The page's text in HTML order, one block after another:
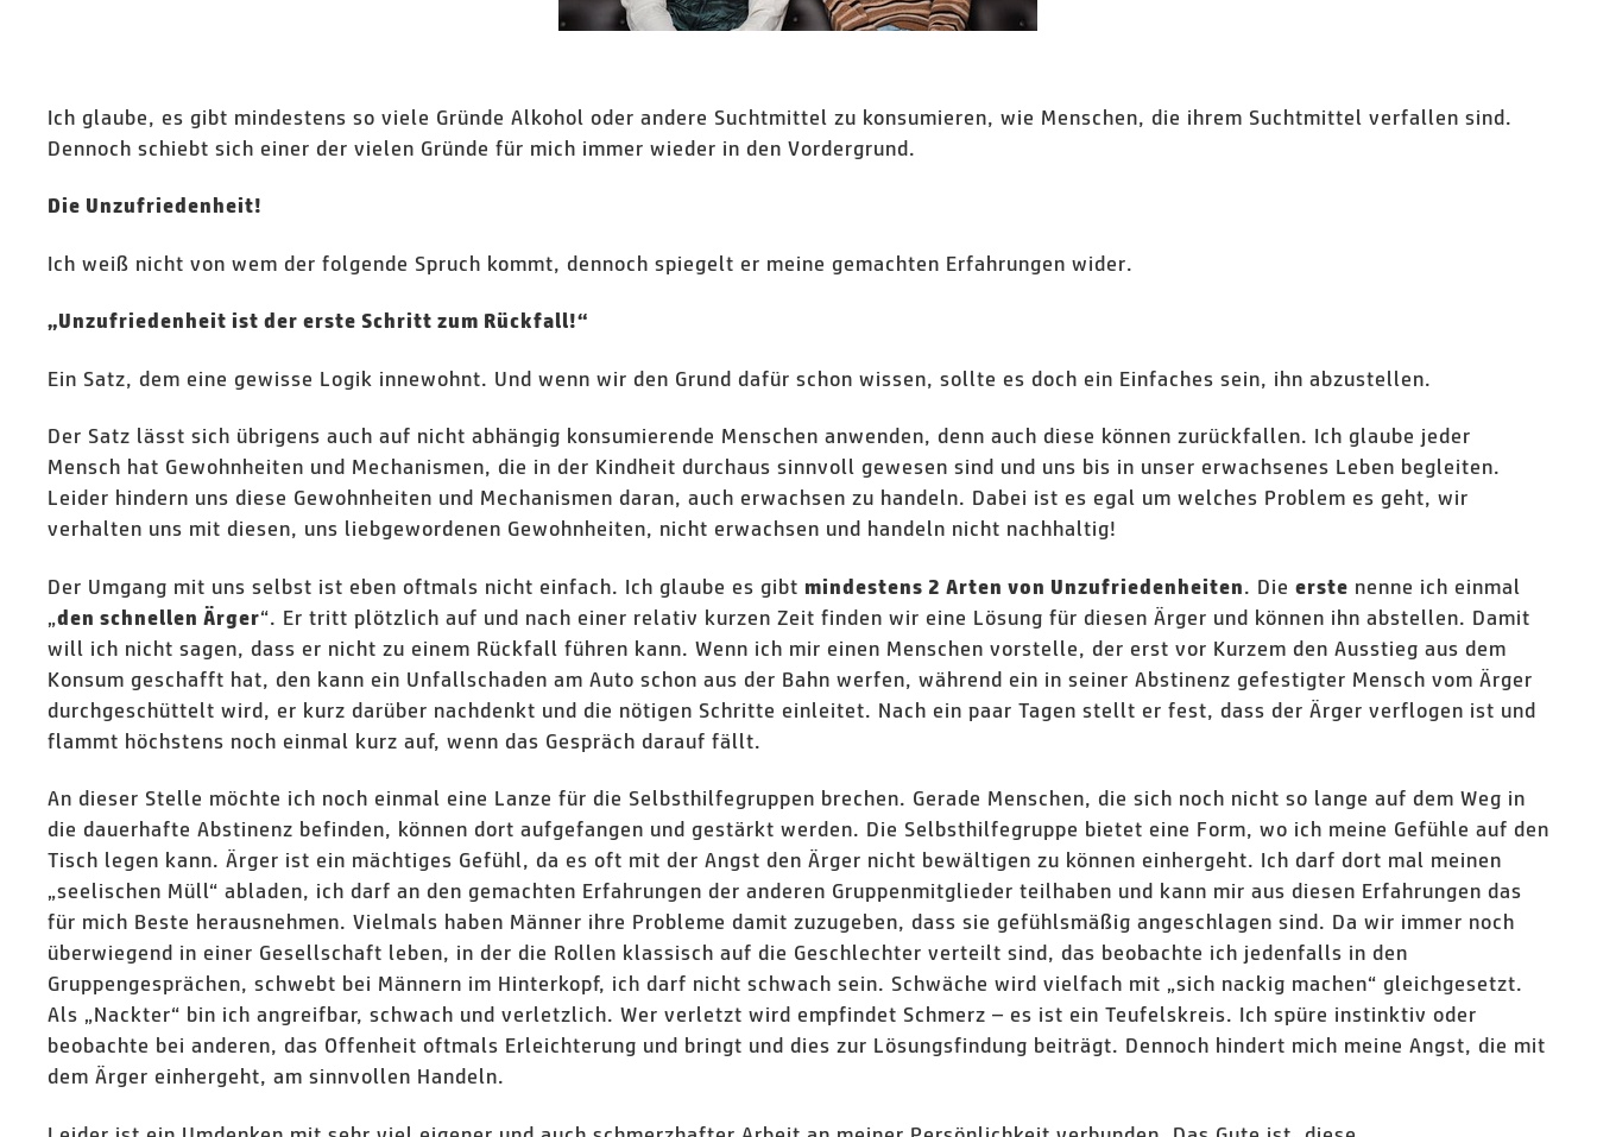
Ich glaube, es gibt mindestens so viele Gründe Alkohol oder andere Suchtmittel zu konsumieren, wie Menschen, die ihrem Suchtmittel verfallen sind.
Dennoch schiebt sich einer der vielen Gründe für mich immer wieder in den Vordergrund.
Die Unzufriedenheit!
Ich weiß nicht von wem der folgende Spruch kommt, dennoch spiegelt er meine gemachten Erfahrungen wider.
„Unzufriedenheit ist der erste Schritt zum Rückfall!“
Ein Satz, dem eine gewisse Logik innewohnt. Und wenn wir den Grund dafür schon wissen, sollte es doch ein Einfaches sein, ihn abzustellen.
Der Satz lässt sich übrigens auch auf nicht abhängig konsumierende Menschen anwenden, denn auch diese können zurückfallen. Ich glaube jeder
Mensch hat Gewohnheiten und Mechanismen, die in der Kindheit durchaus sinnvoll gewesen sind und uns bis in unser erwachsenes Leben begleiten.
Leider hindern uns diese Gewohnheiten und Mechanismen daran, auch erwachsen zu handeln. Dabei ist es egal um welches Problem es geht, wir
verhalten uns mit diesen, uns liebgewordenen Gewohnheiten, nicht erwachsen und handeln nicht nachhaltig!
Der Umgang mit uns selbst ist eben oftmals nicht einfach. Ich glaube es gibt mindestens 2 Arten von Unzufriedenheiten. Die erste nenne ich einmal
„den schnellen Ärger“. Er tritt plötzlich auf und nach einer relativ kurzen Zeit finden wir eine Lösung für diesen Ärger und können ihn abstellen. Damit
will ich nicht sagen, dass er nicht zu einem Rückfall führen kann. Wenn ich mir einen Menschen vorstelle, der erst vor Kurzem den Ausstieg aus dem
Konsum geschafft hat, den kann ein Unfallschaden am Auto schon aus der Bahn werfen, während ein in seiner Abstinenz gefestigter Mensch vom Ärger
durchgeschüttelt wird, er kurz darüber nachdenkt und die nötigen Schritte einleitet. Nach ein paar Tagen stellt er fest, dass der Ärger verflogen ist und
flammt höchstens noch einmal kurz auf, wenn das Gespräch darauf fällt.
An dieser Stelle möchte ich noch einmal eine Lanze für die Selbsthilfegruppen brechen. Gerade Menschen, die sich noch nicht so lange auf dem Weg in
die dauerhafte Abstinenz befinden, können dort aufgefangen und gestärkt werden. Die Selbsthilfegruppe bietet eine Form, wo ich meine Gefühle auf den
Tisch legen kann. Ärger ist ein mächtiges Gefühl, da es oft mit der Angst den Ärger nicht bewältigen zu können einhergeht. Ich darf dort mal meinen
„seelischen Müll“ abladen, ich darf an den gemachten Erfahrungen der anderen Gruppenmitglieder teilhaben und kann mir aus diesen Erfahrungen das
für mich Beste herausnehmen. Vielmals haben Männer ihre Probleme damit zuzugeben, dass sie gefühlsmäßig angeschlagen sind. Da wir immer noch
überwiegend in einer Gesellschaft leben, in der die Rollen klassisch auf die Geschlechter verteilt sind, das beobachte ich jedenfalls in den
Gruppengesprächen, schwebt bei Männern im Hinterkopf, ich darf nicht schwach sein. Schwäche wird vielfach mit „sich nackig machen“ gleichgesetzt.
Als „Nackter“ bin ich angreifbar, schwach und verletzlich. Wer verletzt wird empfindet Schmerz – es ist ein Teufelskreis. Ich spüre instinktiv oder
beobachte bei anderen, das Offenheit oftmals Erleichterung und bringt und dies zur Lösungsfindung beiträgt. Dennoch hindert mich meine Angst, die mit
dem Ärger einhergeht, am sinnvollen Handeln.